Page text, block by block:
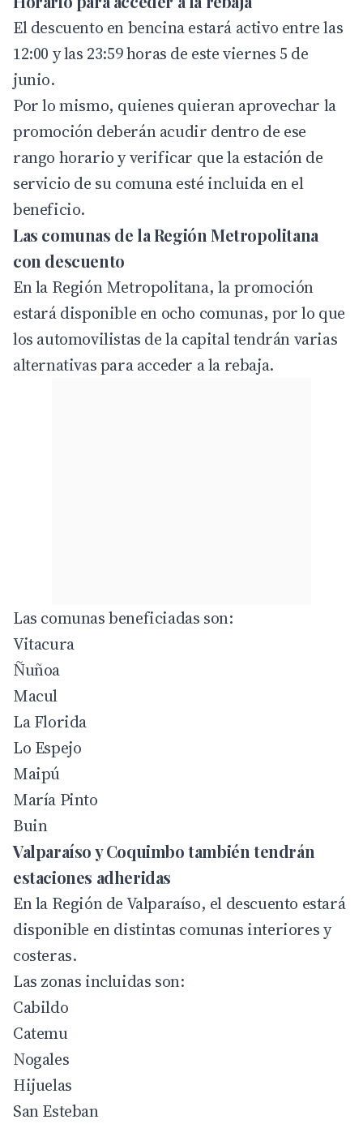
El descuento en bencina estará activo entre las
12:00 y las 23:59 horas de este viernes 5 de
junio.
Por lo mismo, quienes quieran aprovechar la
promoción deberán acudir dentro de ese
rango horario y verificar que la estación de
servicio de su comuna esté incluida en el
beneficio.
Las comunas de la Región Metropolitana
con descuento
En la Región Metropolitana, la promoción
estará disponible en ocho comunas, por lo que
los automovilistas de la capital tendrán varias
alternativas para acceder a la rebaja.
Las comunas beneficiadas son:
Vitacura
Ñuñoa
Macul
La Florida
Lo Espejo
Maipú
María Pinto
Buin
Valparaíso y Coquimbo también tendrán
estaciones adheridas
En la Región de Valparaíso, el descuento estará
disponible en distintas comunas interiores y
costeras.
Las zonas incluidas son:
Cabildo
Catemu
Nogales
Hijuelas
San Esteban